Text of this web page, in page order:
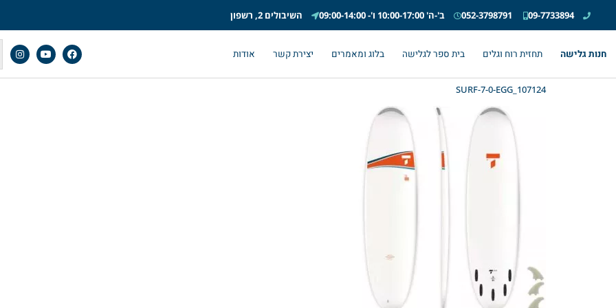
09-7733894
052-3798791 ב'-ה' 10:00-17:00 ו'- 09:00-14:00 השיבולים 2, רשפון
חנות גלישה תחזית רוח וגלים בית ספר לגלישה בלוג ומאמרים יצירת קשר אודות
SURF-7-0-EGG_107124